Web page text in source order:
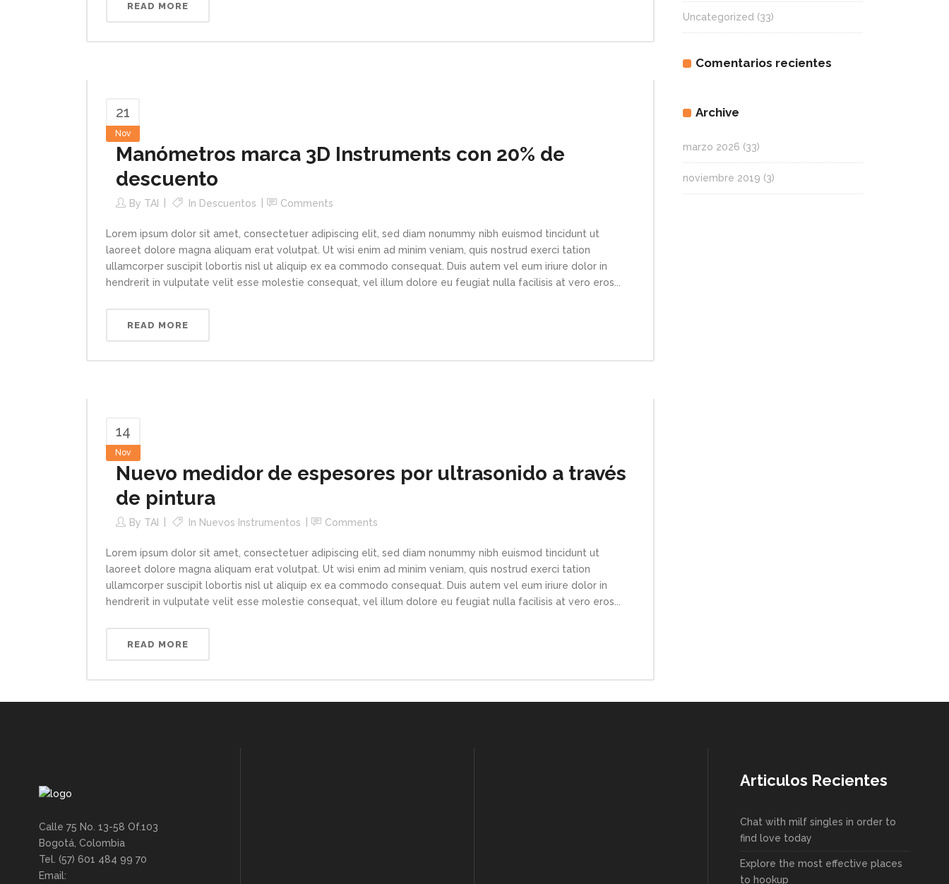
READ MORE
21
Nov
Manómetros marca 3D Instruments con 20% de
descuento
By TAI In Descuentos Comments
Lorem ipsum dolor sit amet, consectetuer adipiscing elit, sed diam nonummy nibh euismod tincidunt ut
laoreet dolore magna aliquam erat volutpat. Ut wisi enim ad minim veniam, quis nostrud exerci tation
ullamcorper suscipit lobortis nisl ut aliquip ex ea commodo consequat. Duis autem vel eum iriure dolor in
hendrerit in vulputate velit esse molestie consequat, vel illum dolore eu feugiat nulla facilisis at vero eros...
READ MORE
14
Nov
Nuevo medidor de espesores por ultrasonido a través
de pintura
By TAI In Nuevos Instrumentos Comments
Lorem ipsum dolor sit amet, consectetuer adipiscing elit, sed diam nonummy nibh euismod tincidunt ut
laoreet dolore magna aliquam erat volutpat. Ut wisi enim ad minim veniam, quis nostrud exerci tation
ullamcorper suscipit lobortis nisl ut aliquip ex ea commodo consequat. Duis autem vel eum iriure dolor in
hendrerit in vulputate velit esse molestie consequat, vel illum dolore eu feugiat nulla facilisis at vero eros...
READ MORE
Uncategorized (33)
Comentarios recientes
Archive
marzo 2026 (33)
noviembre 2019 (3)
Calle 75 No. 13-58 Of.103
Bogotá, Colombia
Tel. (57) 601 484 99 70
Email:
Articulos Recientes
Chat with milf singles in order to
find love today
Explore the most effective places
to hookup